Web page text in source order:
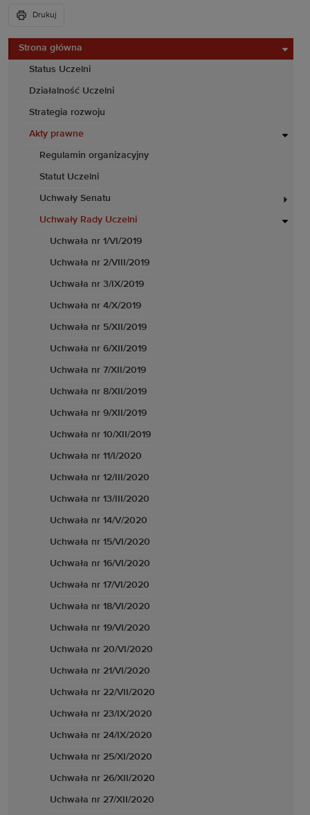
Strona główna
Status Uczelni
Działalność Uczelni
Strategia rozwoju
Akty prawne
Regulamin organizacyjny
Statut Uczelni
Uchwały Senatu
Uchwały Rady Uczelni
Uchwała nr 1/VI/2019
Uchwała nr 2/VIII/2019
Uchwała nr 3/IX/2019
Uchwała nr 4/X/2019
Uchwała nr 5/XII/2019
Uchwała nr 6/XII/2019
Uchwała nr 7/XII/2019
Uchwała nr 8/XII/2019
Uchwała nr 9/XII/2019
Uchwała nr 10/XII/2019
Uchwała nr 11/I/2020
Uchwała nr 12/III/2020
Uchwała nr 13/III/2020
Uchwała nr 14/V/2020
Uchwała nr 15/VI/2020
Uchwała nr 16/VI/2020
Uchwała nr 17/VI/2020
Uchwała nr 18/VI/2020
Uchwała nr 19/VI/2020
Uchwała nr 20/VI/2020
Uchwała nr 21/VI/2020
Uchwała nr 22/VII/2020
Uchwała nr 23/IX/2020
Uchwała nr 24/IX/2020
Uchwała nr 25/XI/2020
Uchwała nr 26/XII/2020
Uchwała nr 27/XII/2020
Drukuj